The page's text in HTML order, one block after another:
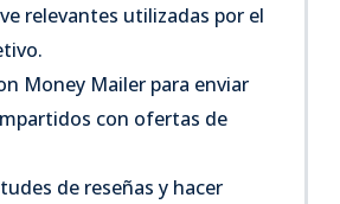
relevantes utilizadas por el
Money Mailer para enviar
con ofertas de
de reseñas y hacer